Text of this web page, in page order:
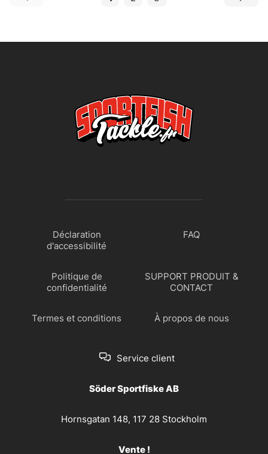
Déclaration
d'accessibilité
FAQ
Politique de
confidentialité
SUPPORT PRODUIT &
CONTACT
Termes et conditions À propos de nous
Service client
Söder Sportfiske AB
Hornsgatan 148, 117 28 Stockholm
Vente !